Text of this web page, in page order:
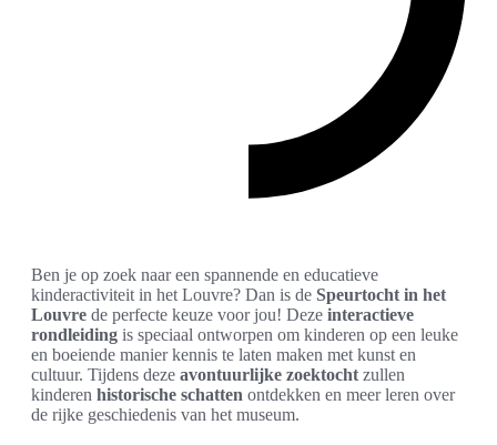
Ben je op zoek naar een spannende en educatieve
kinderactiviteit in het Louvre? Dan is de Speurtocht in het
Louvre de perfecte keuze voor jou! Deze interactieve
rondleiding is speciaal ontworpen om kinderen op een leuke
en boeiende manier kennis te laten maken met kunst en
cultuur. Tijdens deze avontuurlijke zoektocht zullen
kinderen historische schatten ontdekken en meer leren over
de rijke geschiedenis van het museum.